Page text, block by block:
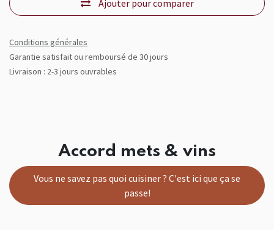
Ajouter pour comparer
Conditions générales
Garantie satisfait ou remboursé de 30 jours
Livraison : 2-3 jours ouvrables
Accord mets & vins
Vous ne savez pas quoi cuisiner ? C'est ici que ça se
passe!